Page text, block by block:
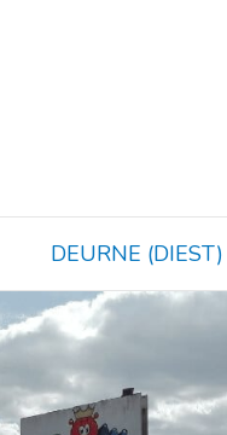
DEURNE (DIEST)